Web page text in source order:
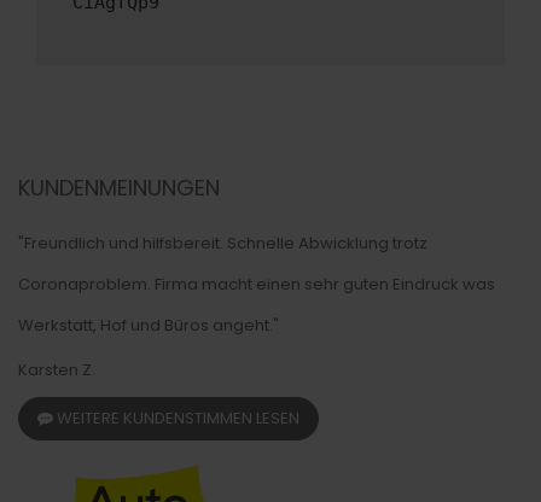
KUNDENMEINUNGEN
"Freundlich und hilfsbereit. Schnelle Abwicklung trotz
Coronaproblem. Firma macht einen sehr guten Eindruck was
Werkstatt, Hof und Büros angeht."
Karsten Z.
WEITERE KUNDENSTIMMEN LESEN